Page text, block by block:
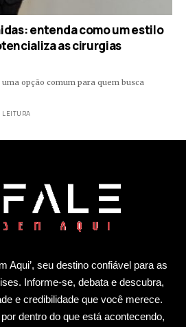
entenda como um estilo
as cirurgias
opção comum para quem busca
Aqui’, seu destino confiável para as
Informe-se, debata e descubra,
e credibilidade que você merece.
dentro do que está acontecendo,